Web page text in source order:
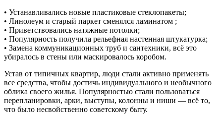
• Устанавливались новые пластиковые стеклопакеты;
• Линолеум и старый паркет сменялся ламинатом ;
• Приветствовались натяжные потолки;
• Популярность получила рельефная настенная штукатурка;
• Замена коммуникационных труб и сантехники, всё это
убиралось в стены или маскировалось коробом.
Устав от типичных квартир, люди стали активно применять
все средства, чтобы достичь индивидуального и необычного
облика своего жилья. Популярностью стали пользоваться
перепланировки, арки, выступы, колонны и ниши — всё то,
что было несвойственно советскому быту.